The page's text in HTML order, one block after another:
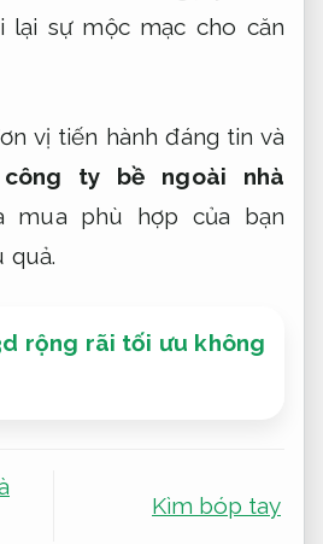
lại sự mộc mạc cho căn
vị tiến hành đáng tin và
công ty bề ngoài nhà
mua phù hợp của bạn
quả.
rộng rãi tối ưu không
Kìm bóp tay